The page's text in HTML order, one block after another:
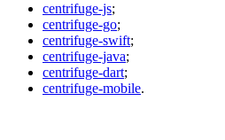
centrifuge-js;
centrifuge-go;
centrifuge-swift;
centrifuge-java;
centrifuge-dart;
centrifuge-mobile.